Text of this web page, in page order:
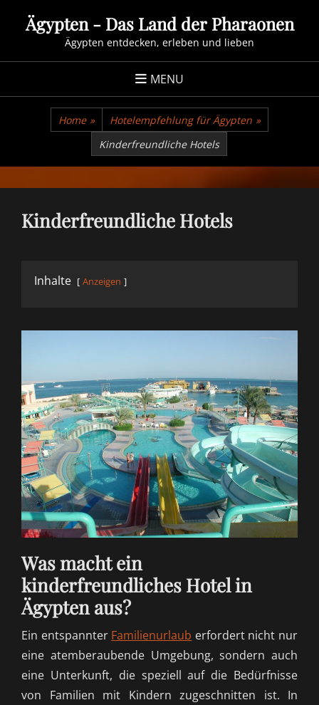
Ägypten - Das Land der Pharaonen
Ägypten entdecken, erleben und lieben
MENU
Home » Hotelempfehlung für Ägypten »
Kinderfreundliche Hotels
Kinderfreundliche Hotels
Inhalte Anzeigen
Was macht ein
kinderfreundliches Hotel in
Ägypten aus?
Ein entspannter Familienurlaub erfordert nicht nur
eine atemberaubende Umgebung, sondern auch
eine Unterkunft, die speziell auf die Bedürfnisse
von Familien mit Kindern zugeschnitten ist. In